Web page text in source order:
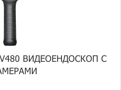
ВИДЕОЕНДОСКОП С